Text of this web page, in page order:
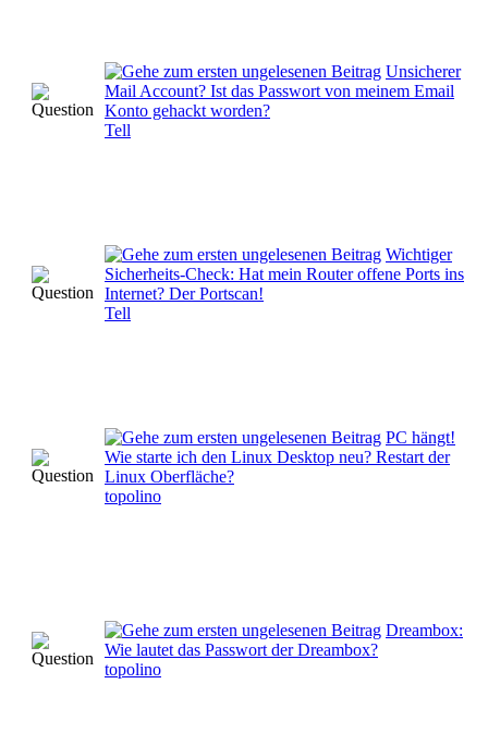
Unsicherer
Mail Account? Ist das Passwort von meinem Email
Konto gehackt worden?
Tell
Wichtiger
Sicherheits-Check: Hat mein Router offene Ports ins
Internet? Der Portscan!
Tell
PC hängt!
Wie starte ich den Linux Desktop neu? Restart der
Linux Oberfläche?
topolino
Dreambox:
Wie lautet das Passwort der Dreambox?
topolino